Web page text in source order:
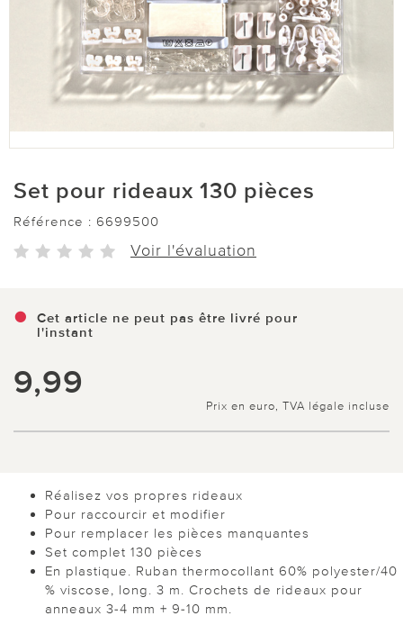
Set pour rideaux 130 pièces
Référence : 6699500
Voir l'évaluation
Cet article ne peut pas être livré pour
l'instant
9,99
Prix en euro, TVA légale incluse
Réalisez vos propres rideaux
Pour raccourcir et modifier
Pour remplacer les pièces manquantes
Set complet 130 pièces
En plastique. Ruban thermocollant 60% polyester/40
% viscose, long. 3 m. Crochets de rideaux pour
anneaux 3-4 mm + 9-10 mm.